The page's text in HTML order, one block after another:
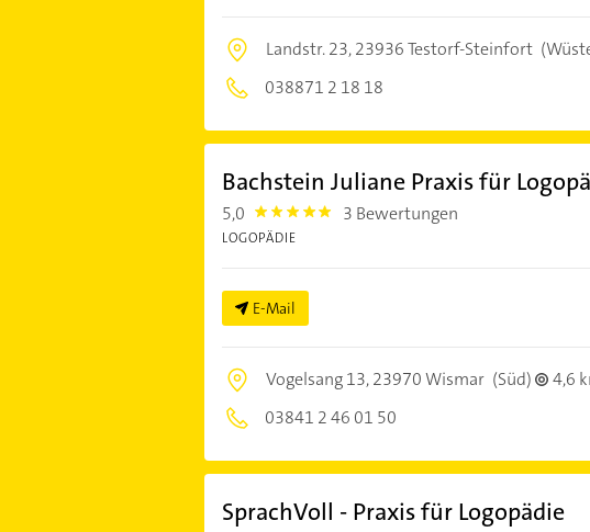
Landstr. 23,23936 Testorf-Steinfort
038871 2 18 18
Bachstein Juliane Praxis für
5,0 5.0 3 Bewertungen
LOGOPÄDIE
E-Mail
Vogelsang 13,23970 Wismar (Süd)
4,6
03841 2 46 01 50
SprachVoll - Praxis für Logopädie